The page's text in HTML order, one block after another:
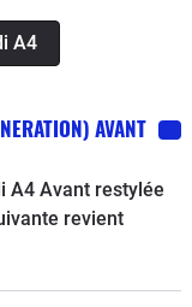
A4
AVANT
A4 Avant restylée
revient